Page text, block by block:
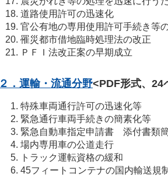
道路使用許可の迅速化
官公有地の専用使用許可手続き等
罹災都市借地臨時処理法の改正
ＰＦＩ法改正案の早期成立
２．運輸・流通分野<PDF形式、24
特殊車両通行許可の迅速化等
緊急通行車両手続きの簡素化等
緊急自動車指定申請書 添付書類
場内専用車の公道走行
トラック運転資格の緩和
45フィートコンテナの国内輸送規制